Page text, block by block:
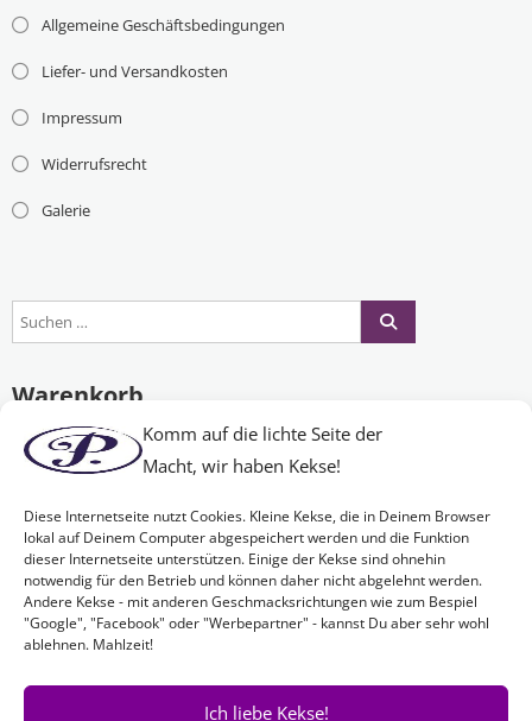
Komm auf die lichte Seite der
Macht, wir haben Kekse!
Diese Internetseite nutzt Cookies. Kleine Kekse, die in Deinem Browser
lokal auf Deinem Computer abgespeichert werden und die Funktion
dieser Internetseite unterstützen. Einige der Kekse sind ohnehin
notwendig für den Betrieb und können daher nicht abgelehnt werden.
Andere Kekse - mit anderen Geschmacksrichtungen wie zum Bespiel
"Google", "Facebook" oder "Werbepartner" - kannst Du aber sehr wohl
ablehnen. Mahlzeit!
Ich liebe Kekse!
Allgemeine Geschäftsbedingungen
Liefer- und Versandkosten
Impressum
Widerrufsrecht
Galerie
Warenkorb
Es befinden sich keine Produkte im Warenkorb.
Nichts Passendes gefunden?
Wenn Sie nach etwas Bestimmtem suchen oder gerne ein Produkt
Ihren Wünschen entsprechend anfertigen lassen möchten,
einfach!